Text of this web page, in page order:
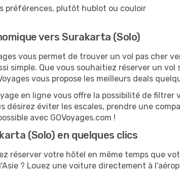
préférences, plutôt hublot ou couloir
vers Surakarta (Solo)
vous permet de trouver un vol pas cher
simple. Que vous souhaitiez réserver un
vous propose les meilleurs deals
en ligne vous offre la possibilité de
désirez éviter les escales, prendre une
avec GOVoyages.com !
(Solo) en quelques clics
réserver votre hôtel en même temps que
? Louez une voiture directement à